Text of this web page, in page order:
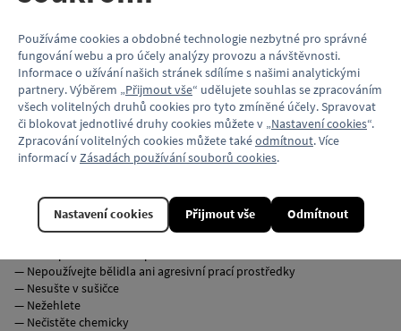
— Elastan 2 %
Balení
— Bez obalu
— Papírová etiketa přišitá nití k ponožkám
Výrobce
— Sockshire s.r.o.; K Cikánce 323/10; 154 00 Praha - Slivenec
— Vyrobeno v České republice
Instrukce k údržbě a péči o produkt
Pro zachování kvality, barev a životnosti doporučujeme dodržovat
následující pokyny:
— Nepoužívejte bělidla ani agresivní prací prostředky
— Nesušte v sušičce
— Nežehlete
— Nečistěte chemicky
Používáme cookies a obdobné technologie nezbytné pro správné
fungování webu a pro účely analýzy provozu a návštěvnosti.
Informace o užívání našich stránek sdílíme s našimi analytickými
partnery. Výběrem „Přijmout vše“ udělujete souhlas se zpracováním
všech volitelných druhů cookies pro tyto zmíněné účely. Spravovat
či blokovat jednotlivé druhy cookies můžete v „Nastavení cookies“.
Zpracování volitelných cookies můžete takéodmítnout. Více
informací v Zásadách používání souborů cookies.
Odmítnout
Nastavení cookies Přijmout vše